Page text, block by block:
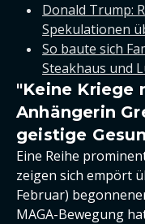
Donald Trump:
Spekulationen
So baute sich
Steakhaus und
"Keine Kriege
Anhängerin
geistige
Eine Reihe
zeigen sich empört
Februar)
MAGA-Bewegung